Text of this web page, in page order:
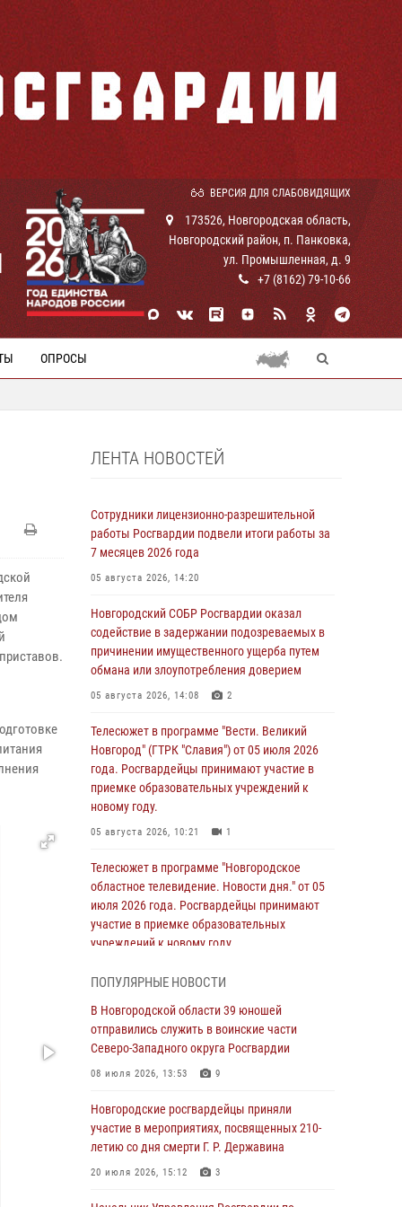
ВЕРСИЯ ДЛЯ СЛАБОВИДЯЩИХ
173526, Новгородская область,
Новгородский район, п. Панковка,
ул. Промышленная, д. 9
+7 (8162) 79-10-66
ОПРОСЫ
ЛЕНТА НОВОСТЕЙ
Сотрудники лицензионно-разрешительной
работы Росгвардии подвели итоги работы за
7 месяцев 2026 года
05 августа 2026, 14:20
Новгородский СОБР Росгвардии оказал
содействие в задержании подозреваемых в
причинении имущественного ущерба путем
обмана или злоупотребления доверием
05 августа 2026, 14:08 2
Телесюжет в программе "Вести. Великий
Новгород" (ГТРК "Славия") от 05 июля 2026
года. Росгвардейцы принимают участие в
приемке образовательных учреждений к
новому году.
05 августа 2026, 10:21 1
Телесюжет в программе "Новгородское
областное телевидение. Новости дня." от 05
июля 2026 года. Росгвардейцы принимают
участие в приемке образовательных
учреждений к новому году.
Росгвардейцы из Великого Новгорода стали
Чемпионате Северо-Западного округа
встретились с детьми из детского лагеря
04 августа 2026, 09:13
Новгородские росгвардейцы за неделю
ПОПУЛЯРНЫЕ НОВОСТИ
В Новгородской области 39 юношей
отправились служить в воинские части
Северо-Западного округа Росгвардии
08 июля 2026, 13:53 9
Новгородские росгвардейцы приняли
участие в мероприятиях, посвященных 210-
летию со дня смерти Г. Р. Державина
20 июля 2026, 15:12 3